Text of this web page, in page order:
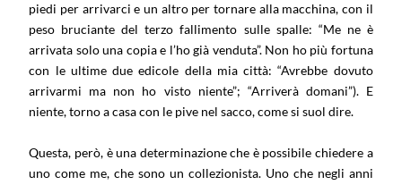
piedi per arrivarci e un altro per tornare alla macchina, con il
peso bruciante del terzo fallimento sulle spalle: “Me ne è
arrivata solo una copia e l’ho già venduta”. Non ho più fortuna
con le ultime due edicole della mia città: “Avrebbe dovuto
arrivarmi ma non ho visto niente”; “Arriverà domani”). E
niente, torno a casa con le pive nel sacco, come si suol dire.
Questa, però, è una determinazione che è possibile chiedere a
uno come me, che sono un collezionista. Uno che negli anni